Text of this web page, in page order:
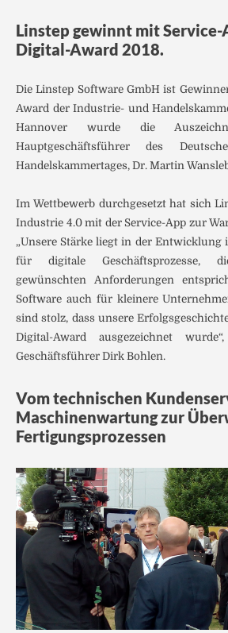
Linstep gewinnt mit Service-
Digital-Award 2018.
Die Linstep Software GmbH ist
Award der Industrie- und
Hannover wurde die
Hauptgeschäftsführer des
Handelskammertages, Dr. Martin
Im Wettbewerb durchgesetzt hat sich
Industrie 4.0 mit der Service-App zur
„Unsere Stärke liegt in der Entwicklung
für digitale Geschäftsprozesse,
gewünschten Anforderungen
Software auch für kleinere
sind stolz, dass unsere
Digital-Award ausgezeichnet
Geschäftsführer Dirk Bohlen.
Vom technischen
Maschinenwartung zur
Fertigungsprozessen